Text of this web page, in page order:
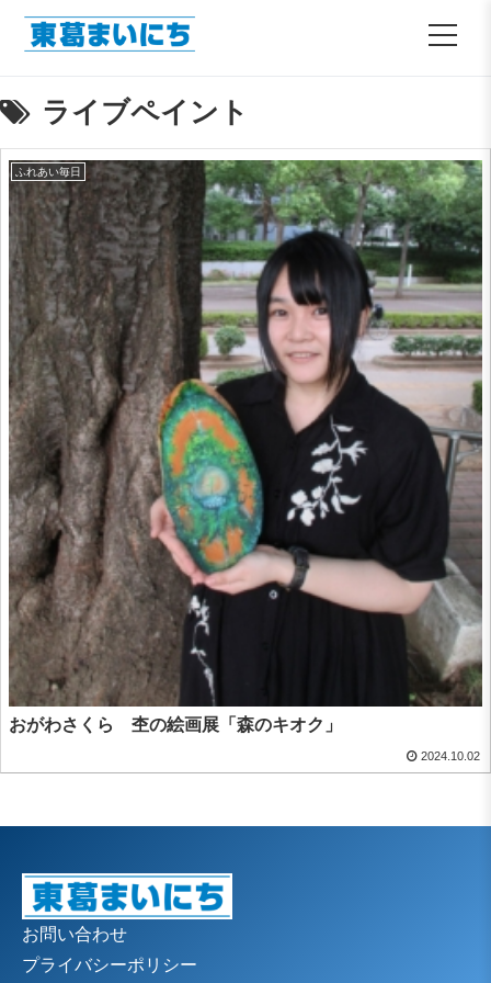
ライブペイント
ふれあい毎日
おがわさくら 杢の絵画展「森のキオク」
2024.10.02
お問い合わせ
プライバシーポリシー